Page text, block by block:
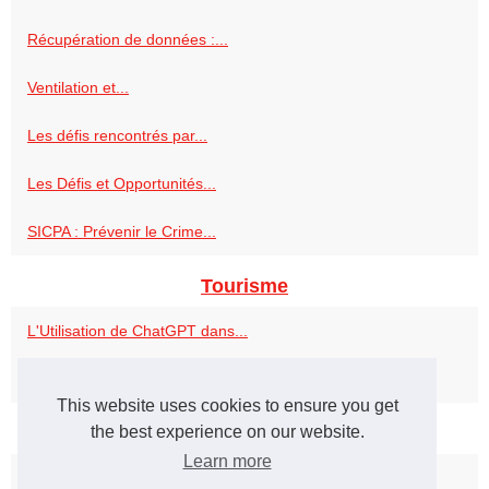
This website uses cookies to ensure you get
the best experience on our website.
Learn more
Récupération de données :...
Ventilation et...
Les défis rencontrés par...
Les Défis et Opportunités...
SICPA : Prévenir le Crime...
Tourisme
L'Utilisation de ChatGPT dans...
Web